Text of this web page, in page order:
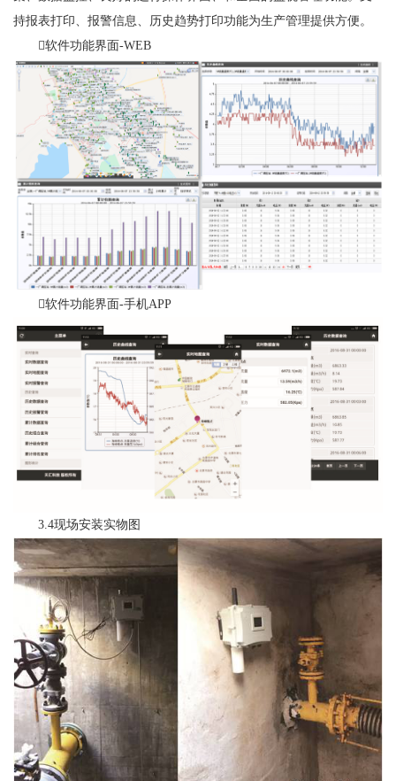
持报表打印、报警信息、历史趋势打印功能为生产管理提供方便。
软件功能界面-WEB
软件功能界面-手机APP
3.4现场安装实物图